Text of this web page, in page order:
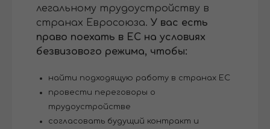
легальному трудоустройству в
странах Евросоюза. У вас есть
право поехать в ЕС на условиях
безвизового режима, чтобы:
найти подходящую работу в странах ЕС
провести переговоры о
трудоустройстве
согласовать будущий контракт и